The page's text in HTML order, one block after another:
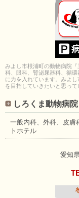
みよし市根浦町の動物病院
科、眼科、腎泌尿器科、循
に力を入れています。みよ
を目指していきたいと思って
しろくま動物病院
一般内科、外科、皮膚
トホテル
愛知